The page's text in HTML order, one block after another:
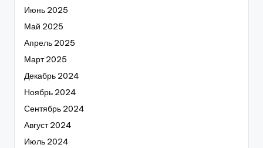
Июнь 2025
Май 2025
Апрель 2025
Март 2025
Декабрь 2024
Ноябрь 2024
Сентябрь 2024
Август 2024
Июль 2024